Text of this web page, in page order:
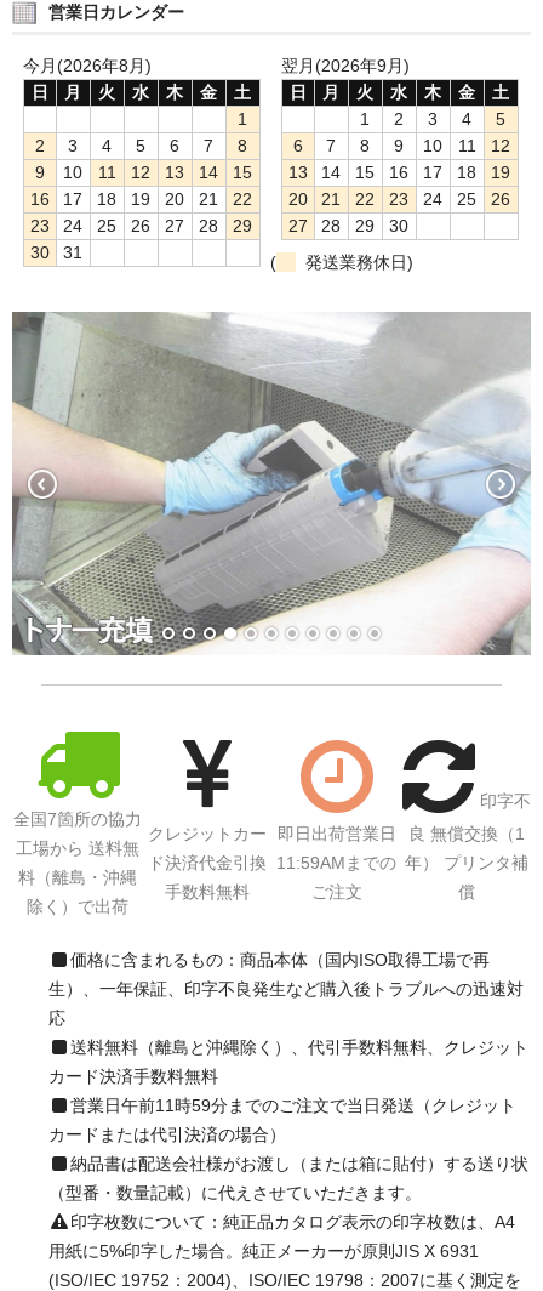
営業日カレンダー
今月(2026年8月)
日
月 火 水 木 金
土
1
2
3 4 5 6 7
8
9
10 11 12 13 14
15
16
17 18 19 20 21
22
23
24 25 26 27 28
29
30
31
翌月(2026年9月)
日
月 火 水 木 金
土
1
2 3 4
5
6
7 8 9 10 11
12
13
14 15 16 17 18
19
20
21 22 23 24 25
26
27
28 29
30
(
発送業務休日)
全国7箇所の協力
工場から 送料無
料（離島・沖縄
除く）で出荷
クレジットカー
ド決済代金引換
手数料無料
即日出荷営業日
11:59AMまでの
ご注文
印字不
良 無償交換（1
年） プリンタ補
償
価格に含まれるもの：商品本体（国内ISO取得工場で再
生）、一年保証、印字不良発生など購入後トラブルへの迅速対
応
送料無料（離島と沖縄除く）、代引手数料無料、クレジット
カード決済手数料無料
営業日午前11時59分までのご注文で当日発送（クレジット
カードまたは代引決済の場合）
納品書は配送会社様がお渡し（または箱に貼付）する送り状
（型番・数量記載）に代えさせていただきます。
印字枚数について：純正品カタログ表示の印字枚数は、A4
用紙に5%印字した場合。純正メーカーが原則JIS X 6931
(ISO/IEC 19752：2004)、ISO/IEC 19798：2007に基く測定を